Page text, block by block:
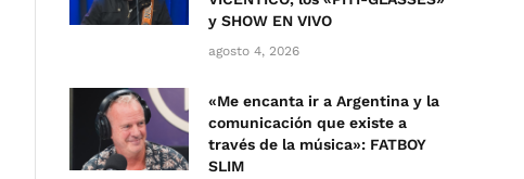
y SHOW EN VIVO
agosto 4, 2026
«Me encanta ir a Argentina y la
comunicación que existe a
través de la música»: FATBOY
SLIM